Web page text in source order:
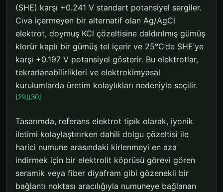
(SHE) karşı +0.241 V standart potansiyel sergiler.
Cıva içermeyen bir alternatif olan Ag/AgCl
elektrot, doymuş KCl çözeltisine daldırılmış gümüş
klorür kaplı bir gümüş tel içerir ve 25°C’de SHE’ye
karşı +0.197 V potansiyel gösterir. Bu elektrotlar,
tekrarlanabilirlikleri ve elektrokimyasal
kurulumlarda üretim kolaylıkları nedeniyle seçilir.
[29] [30]
Tasarımda, referans elektrot tipik olarak, iyonik
iletimi kolaylaştırırken dahili dolgu çözeltisi ile
harici numune arasındaki kirlenmeyi en aza
indirmek için bir elektrolit köprüsü görevi gören
seramik veya fiber diyafram gibi gözenekli bir
bağlantı noktası aracılığıyla numuneye bağlanan